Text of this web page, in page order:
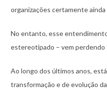
organizações certamente
No entanto, esse
estereotipado – vem perdendo
Ao longo dos últimos anos,
transformação e de evolução